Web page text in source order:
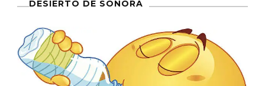
DESIERTO DE SONORA